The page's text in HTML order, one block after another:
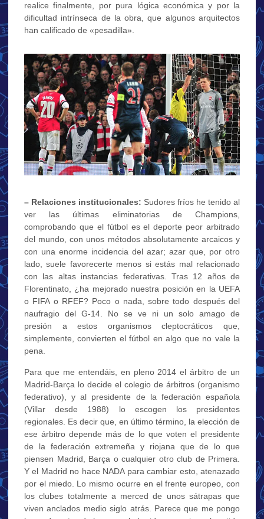
realice finalmente, por pura lógica económica y por la
dificultad intrínseca de la obra, que algunos arquitectos
han calificado de «pesadilla».
– Relaciones institucionales: Sudores fríos he tenido al
ver las últimas eliminatorias de Champions,
comprobando que el fútbol es el deporte peor arbitrado
del mundo, con unos métodos absolutamente arcaicos y
con una enorme incidencia del azar; azar que, por otro
lado, suele favorecerte menos si estás mal relacionado
con las altas instancias federativas. Tras 12 años de
Florentinato, ¿ha mejorado nuestra posición en la UEFA
o FIFA o RFEF? Poco o nada, sobre todo después del
naufragio del G-14. No se ve ni un solo amago de
presión a estos organismos cleptocráticos que,
simplemente, convierten el fútbol en algo que no vale la
pena.
Para que me entendáis, en pleno 2014 el árbitro de un
Madrid-Barça lo decide el colegio de árbitros (organismo
federativo), y al presidente de la federación española
(Villar desde 1988) lo escogen los presidentes
regionales. Es decir que, en último término, la elección de
ese árbitro depende más de lo que voten el presidente
de la federación extremeña y riojana que de lo que
piensen Madrid, Barça o cualquier otro club de Primera.
Y el Madrid no hace NADA para cambiar esto, atenazado
por el miedo. Lo mismo ocurre en el frente europeo, con
los clubes totalmente a merced de unos sátrapas que
viven anclados medio siglo atrás. Parece que me pongo